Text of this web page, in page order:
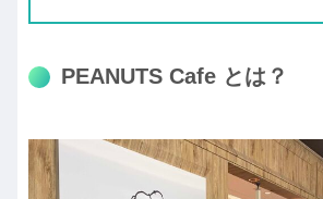
PEANUTS Cafe とは？